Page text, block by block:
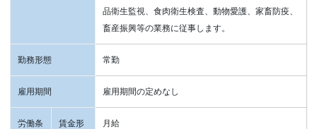
品衛生監視、食肉衛生検査、動物愛護、家畜防疫、
畜産振興等の業務に従事します。
勤務形態 常勤
雇用期間 雇用期間の定めなし
労働条
賃金形
月給